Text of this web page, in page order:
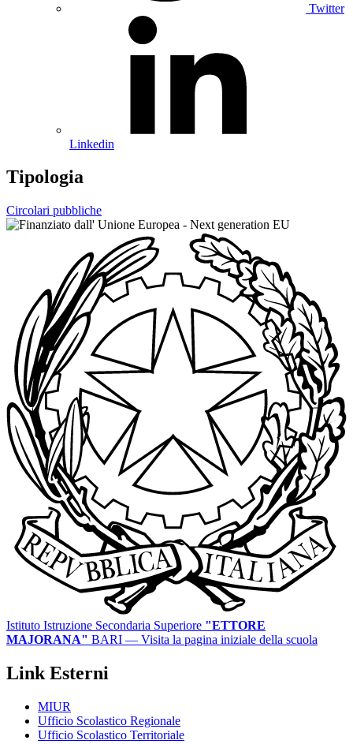
Twitter
Linkedin
Tipologia
Circolari pubbliche
Istituto Istruzione Secondaria Superiore "ETTORE
MAJORANA" BARI — Visita la pagina iniziale della scuola
Link Esterni
MIUR
Ufficio Scolastico Regionale
Ufficio Scolastico Territoriale